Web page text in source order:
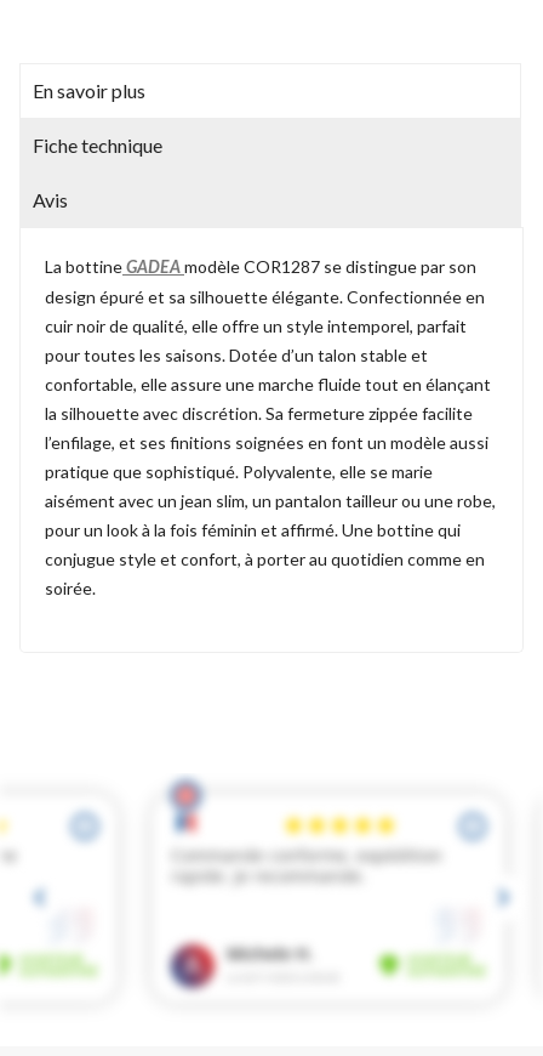
En savoir plus
Fiche technique
Avis
La bottine GADEA modèle COR1287 se distingue par son
design épuré et sa silhouette élégante. Confectionnée en
cuir noir de qualité, elle offre un style intemporel, parfait
pour toutes les saisons. Dotée d’un talon stable et
confortable, elle assure une marche fluide tout en élançant
la silhouette avec discrétion. Sa fermeture zippée facilite
l’enfilage, et ses finitions soignées en font un modèle aussi
pratique que sophistiqué. Polyvalente, elle se marie
aisément avec un jean slim, un pantalon tailleur ou une robe,
pour un look à la fois féminin et affirmé. Une bottine qui
conjugue style et confort, à porter au quotidien comme en
soirée.